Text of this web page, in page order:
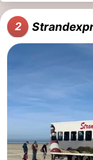
Zwembaden
-
Fietsen
-
Paardrijden
Wadlopen
Eten
2